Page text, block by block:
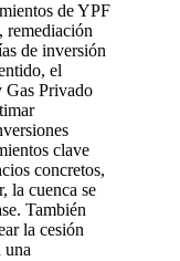
de YPF
remediación
de inversión
el
Gas Privado
clave
concretos,
la cuenca se
También
la cesión
una